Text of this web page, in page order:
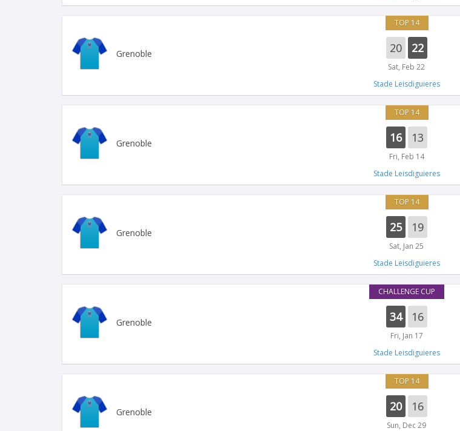
TOP 14
Grenoble 20 22
Sat, Feb 22
Stade Leisdiguieres
TOP 14
Grenoble 16 13
Fri, Feb 14
Stade Leisdiguieres
TOP 14
Grenoble 25 19
Sat, Jan 25
Stade Leisdiguieres
CHALLENGE CUP
Grenoble 34 16
Fri, Jan 17
Stade Leisdiguieres
TOP 14
Grenoble 20 16
Sun, Dec 29